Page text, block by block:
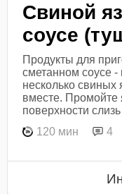
Свиной
соусе
Продукты для
сметанном соусе
несколько свиных
вместе. Промойте
поверхности слизь
120 мин
4